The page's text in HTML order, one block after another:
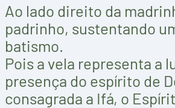
Ao lado direito da
padrinho, sustentando
batismo.
Pois a vela representa a
presença do espírito de
consagrada a Ifá, o